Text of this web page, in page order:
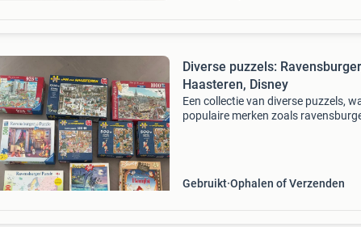
Diverse puzzels:
Haasteren, Disney
Een collectie van diverse puzzels,
populaire merken zoals
Gebruikt Ophalen of Verzenden